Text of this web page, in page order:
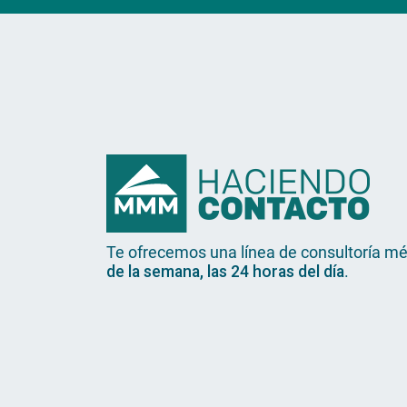
Te ofrecemos una línea de consultoría
de la semana, las 24 horas del día.